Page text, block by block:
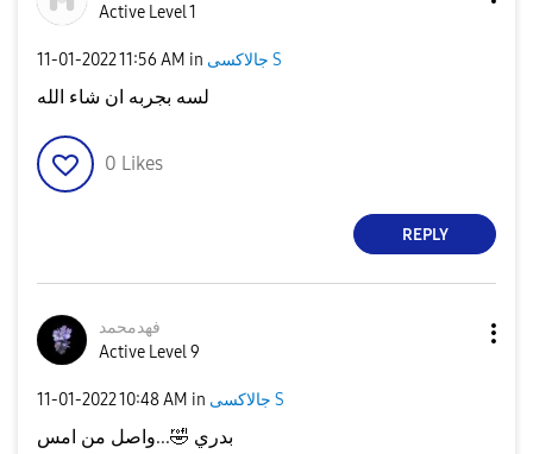
Active Level 1
‎11-01-202211:56 AM in جالاكسى S
لسه بجربه ان شاء الله
0 Likes
REPLY
فهدمحمد
Active Level 9
‎11-01-202210:48 AM in جالاكسى S
بدري 🤣...واصل من امس